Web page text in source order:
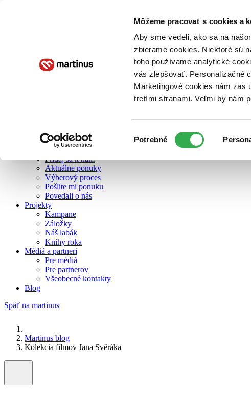
Môžeme pracovať s cookies a
Aby sme vedeli, ako sa na
zbierame cookies. Niektoré sú
toho používame analytické
vás zlepšovať. Personalizačné
Marketingové cookies nám zas
tretími stranami. Veľmi by nám
súhlasu
Potrebné
O nás
Zelený Martinus
Nerobíme rozdiely
Pridaj sa k nám
Aktuálne ponuky
Výberový proces
Pošlite mi ponuku
Povedali o nás
Projekty
Kampane
Záložky
Náš labák
Knihy roka
Médiá a partneri
Pre médiá
Pre partnerov
Všeobecné kontakty
Blog
Späť na martinus
Martinus blog
Kolekcia filmov Jana Svěráka